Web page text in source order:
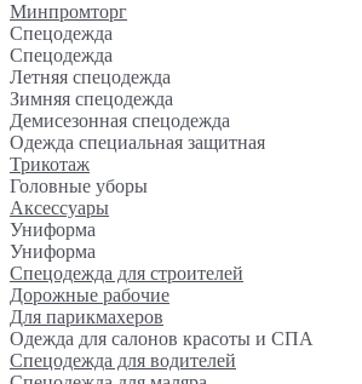
Минпромторг
Спецодежда
Спецодежда
Летняя спецодежда
Зимняя спецодежда
Демисезонная спецодежда
Одежда специальная защитная
Трикотаж
Головные уборы
Аксессуары
Униформа
Униформа
Спецодежда для строителей
Дорожные рабочие
Для парикмахеров
Одежда для салонов красоты и СПА
Спецодежда для водителей